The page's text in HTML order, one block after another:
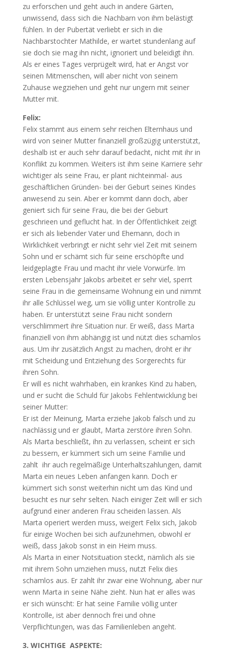
zu erforschen und geht auch in andere Gärten,
unwissend, dass sich die Nachbarn von ihm belästigt
fühlen. In der Pubertät verliebt er sich in die
Nachbarstochter Mathilde, er wartet stundenlang auf
sie doch sie mag ihn nicht, ignoriert und beleidigt ihn.
Als er eines Tages verprügelt wird, hat er Angst vor
seinen Mitmenschen, will aber nicht von seinem
Zuhause wegziehen und geht nur ungern mit seiner
Mutter mit.
Felix:
Felix stammt aus einem sehr reichen Elternhaus und
wird von seiner Mutter finanziell großzügig unterstützt,
deshalb ist er auch sehr darauf bedacht, nicht mit ihr in
Konflikt zu kommen. Weiters ist ihm seine Karriere sehr
wichtiger als seine Frau, er plant nichteinmal- aus
geschäftlichen Gründen- bei der Geburt seines Kindes
anwesend zu sein. Aber er kommt dann doch, aber
geniert sich für seine Frau, die bei der Geburt
geschrieen und geflucht hat. In der Öffentlichkeit zeigt
er sich als liebender Vater und Ehemann, doch in
Wirklichkeit verbringt er nicht sehr viel Zeit mit seinem
Sohn und er schämt sich für seine erschöpfte und
leidgeplagte Frau und macht ihr viele Vorwürfe. Im
ersten Lebensjahr Jakobs arbeitet er sehr viel, sperrt
seine Frau in die gemeinsame Wohnung ein und nimmt
ihr alle Schlüssel weg, um sie völlig unter Kontrolle zu
haben. Er unterstützt seine Frau nicht sondern
verschlimmert ihre Situation nur. Er weiß, dass Marta
finanziell von ihm abhängig ist und nützt dies schamlos
aus. Um ihr zusätzlich Angst zu machen, droht er ihr
mit Scheidung und Entziehung des Sorgerechts für
ihren Sohn.
Er will es nicht wahrhaben, ein krankes Kind zu haben,
und er sucht die Schuld für Jakobs Fehlentwicklung bei
seiner Mutter:
Er ist der Meinung, Marta erziehe Jakob falsch und zu
nachlässig und er glaubt, Marta zerstöre ihren Sohn.
Als Marta beschließt, ihn zu verlassen, scheint er sich
zu bessern, er kümmert sich um seine Familie und
zahlt ihr auch regelmäßige Unterhaltszahlungen, damit
Marta ein neues Leben anfangen kann. Doch er
kümmert sich sonst weiterhin nicht um das Kind und
besucht es nur sehr selten. Nach einiger Zeit will er sich
aufgrund einer anderen Frau scheiden lassen. Als
Marta operiert werden muss, weigert Felix sich, Jakob
für einige Wochen bei sich aufzunehmen, obwohl er
weiß, dass Jakob sonst in ein Heim muss.
Als Marta in einer Notsituation steckt, nämlich als sie
mit ihrem Sohn umziehen muss, nutzt Felix dies
schamlos aus. Er zahlt ihr zwar eine Wohnung, aber nur
wenn Marta in seine Nähe zieht. Nun hat er alles was
er sich wünscht: Er hat seine Familie völlig unter
Kontrolle, ist aber dennoch frei und ohne
Verpflichtungen, was das Familienleben angeht.
3. WICHTIGE ASPEKTE: